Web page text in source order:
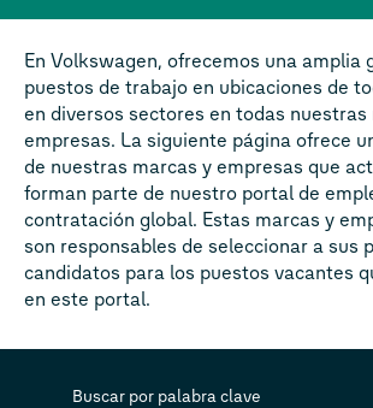
En Volkswagen, ofrecemos una amplia
puestos de trabajo en ubicaciones de
en diversos sectores en todas nuestras
empresas. La siguiente página ofrece
de nuestras marcas y empresas que
forman parte de nuestro portal de
contratación global. Estas marcas y
son responsables de seleccionar a sus
candidatos para los puestos vacantes
en este portal.
Buscar por palabra clave